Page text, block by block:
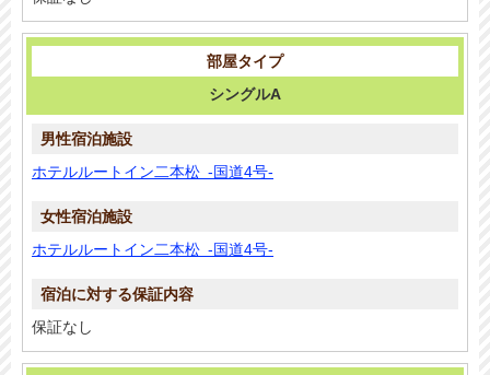
シングルA
ホテルルートイン二本松 -国道4号-
ホテルルートイン二本松 -国道4号-
保証なし